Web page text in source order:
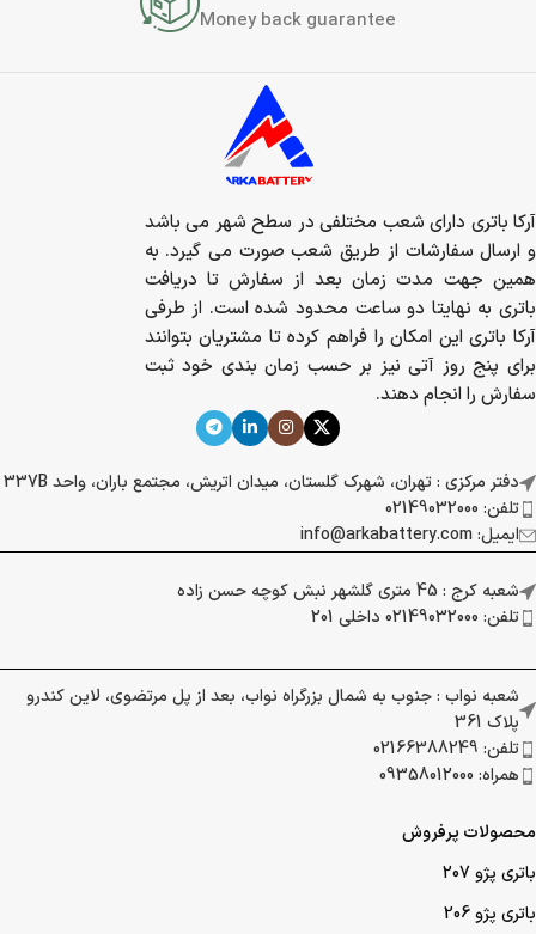
Money back guarantee
آرکا باتری دارای شعب مختلفی در سطح شهر می باشد
و ارسال سفارشات از طریق شعب صورت می گیرد. به
همین جهت مدت زمان بعد از سفارش تا دریافت
باتری به نهایتا دو ساعت محدود شده است. از طرفی
آرکا باتری این امکان را فراهم کرده تا مشتریان بتوانند
برای پنج روز آتی نیز بر حسب زمان بندی خود ثبت
سفارش را انجام دهند.
دفتر مرکزی : تهران، شهرک گلستان، میدان اتریش، مجتمع باران، واحد 337B
تلفن: 02149032000
ایمیل: info@arkabattery.com
شعبه کرج : 45 متری گلشهر نبش کوچه حسن زاده
تلفن: 02149032000 داخلی 201
شعبه نواب : جنوب به شمال بزرگراه نواب، بعد از پل مرتضوی، لاین کندرو
پلاک 361
تلفن: 02166388249
همراه: 09358012000
محصولات پرفروش
باتری پژو 207
باتری پژو 206